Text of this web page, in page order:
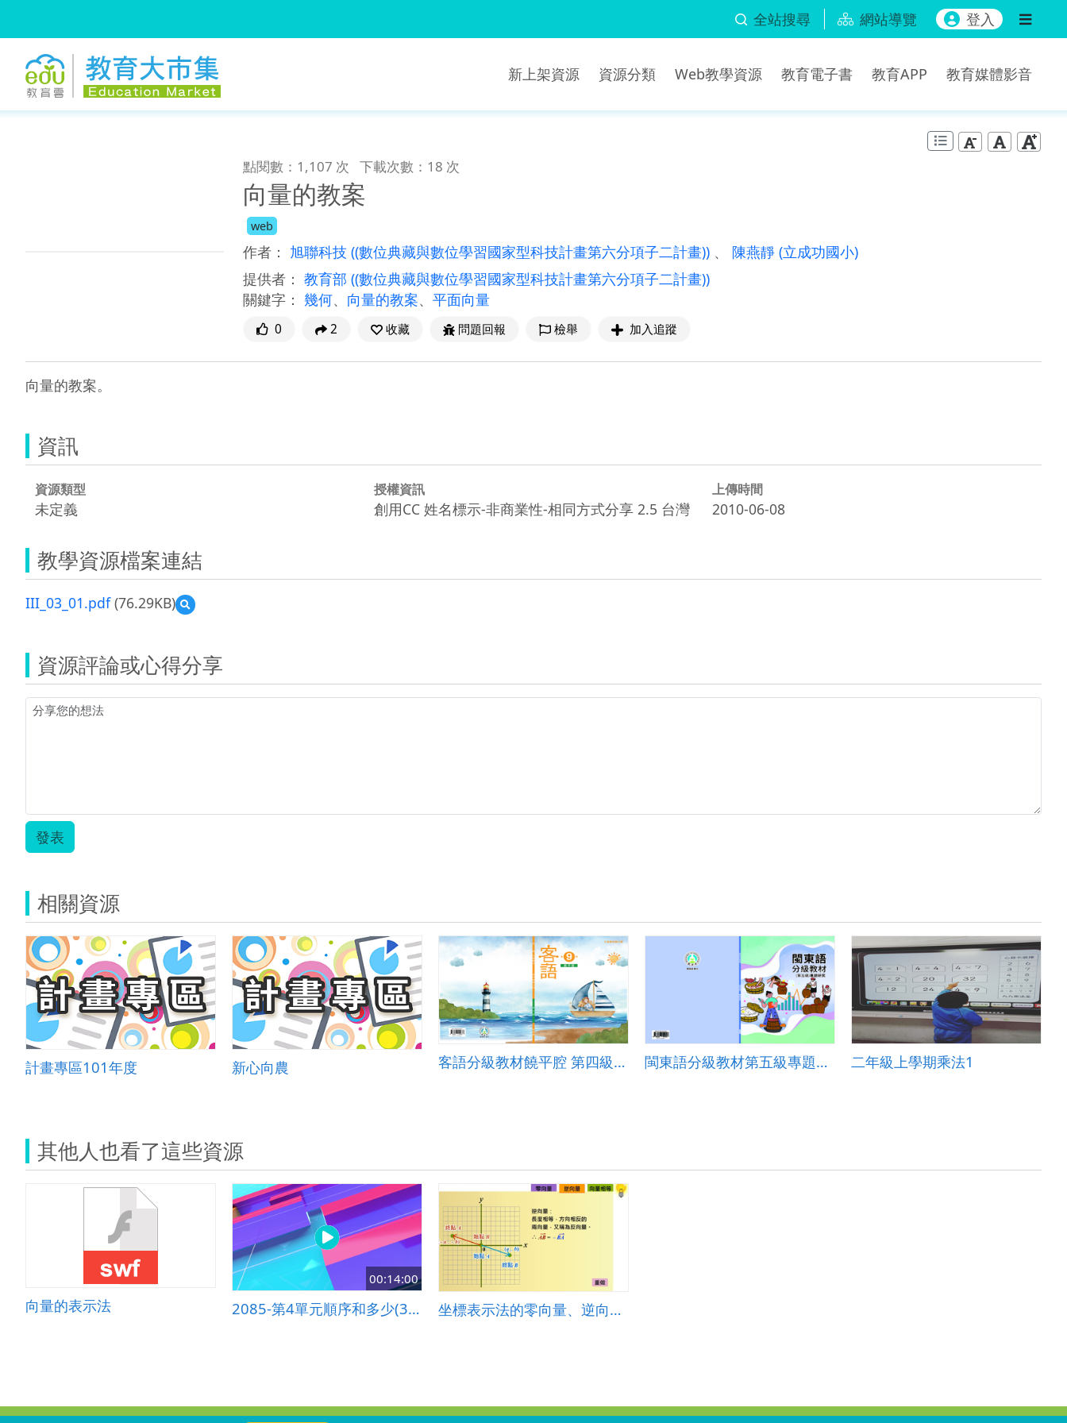
全站搜尋 網站導覽 登入
新上架資源 資源分類 Web教學資源 教育電子書 教育APP 教育媒體影音
點閱數：1,107 次 下載次數：18 次
向量的教案
web
作者： 旭聯科技 ((數位典藏與數位學習國家型科技計畫第六分項子二計畫)) 、 陳燕靜 (立成功國小)
提供者： 教育部 ((數位典藏與數位學習國家型科技計畫第六分項子二計畫))
關鍵字： 幾何、 向量的教案、 平面向量
0 2 收藏 問題回報 檢舉 加入追蹤
向量的教案。
資訊
資源類型
未定義
授權資訊
創用CC 姓名標示-非商業性-相同方式分享 2.5 台灣
上傳時間
2010-06-08
教學資源檔案連結
III_03_01.pdf(76.29KB)
預
覽
資源評論或心得分享
發表
相關資源
計畫專區101年度 新心向農 客語分級教材饒平腔 第四級第九冊 閩東語分級教材第五級專題研究 二年級上學期乘法1
其他人也看了這些資源
向量的表示法
00:14:00
2085-第4單元順序和多少(3-3)-小一數學(南一) 坐標表示法的零向量、逆向量與等向量